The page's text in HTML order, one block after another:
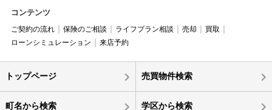
コンテンツ
ご契約の流れ 保険のご相談 ライフプラン相談 売却
買取
ローンシミュレーション
来店予約
トップページ 売買物件検索
町名から検索 学区から検索